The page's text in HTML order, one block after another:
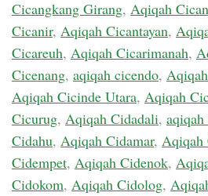
Cicangkang Girang, Aqiqah
Cicanir, Aqiqah Cicantayan,
Cicareuh, Aqiqah Cicarimanah,
Cicenang, aqiqah cicendo,
Aqiqah Cicinde Utara, Aqiqah
Cicurug, Aqiqah Cidadali,
Cidahu, Aqiqah Cidamar, Aqiqah
Cidempet, Aqiqah Cidenok,
Cidokom, Aqiqah Cidolog,